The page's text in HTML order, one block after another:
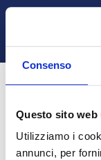
Consenso
Questo sito
Utilizziamo i
annunci, per
Vai al contenuto
Pannello